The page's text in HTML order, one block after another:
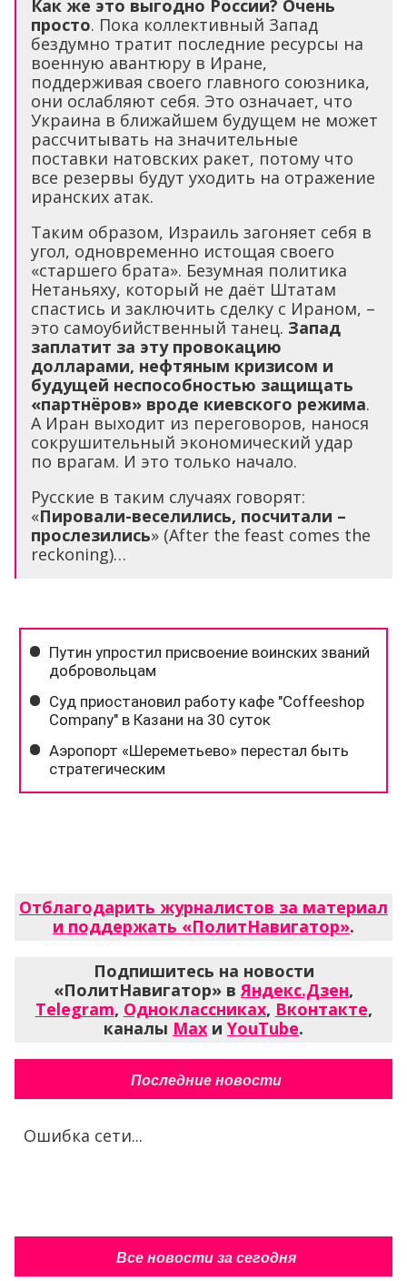
Как же это выгодно России? Очень
просто. Пока коллективный Запад
бездумно тратит последние ресурсы на
военную авантюру в Иране,
поддерживая своего главного союзника,
они ослабляют себя. Это означает, что
Украина в ближайшем будущем не может
рассчитывать на значительные
поставки натовских ракет, потому что
все резервы будут уходить на отражение
иранских атак.
Таким образом, Израиль загоняет себя в
угол, одновременно истощая своего
«старшего брата». Безумная политика
Нетаньяху, который не даёт Штатам
спастись и заключить сделку с Ираном, –
это самоубийственный танец. Запад
заплатит за эту провокацию
долларами, нефтяным кризисом и
будущей неспособностью защищать
«партнёров» вроде киевского режима.
А Иран выходит из переговоров, нанося
сокрушительный экономический удар
по врагам. И это только начало.
Русские в таким случаях говорят:
«Пировали-веселились, посчитали –
прослезились» (After the feast comes the
reckoning)…
Отблагодарить журналистов за материал
и поддержать «ПолитНавигатор».
Подпишитесь на новости
«ПолитНавигатор» вЯндекс.Дзен,
Telegram, Одноклассниках, Вконтакте,
каналы Max и YouTube.
Последние новости
Ошибка сети...
Все новости за сегодня